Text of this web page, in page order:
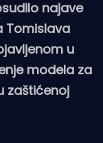
najave
Tomislava
u
modela za
zaštićenoj